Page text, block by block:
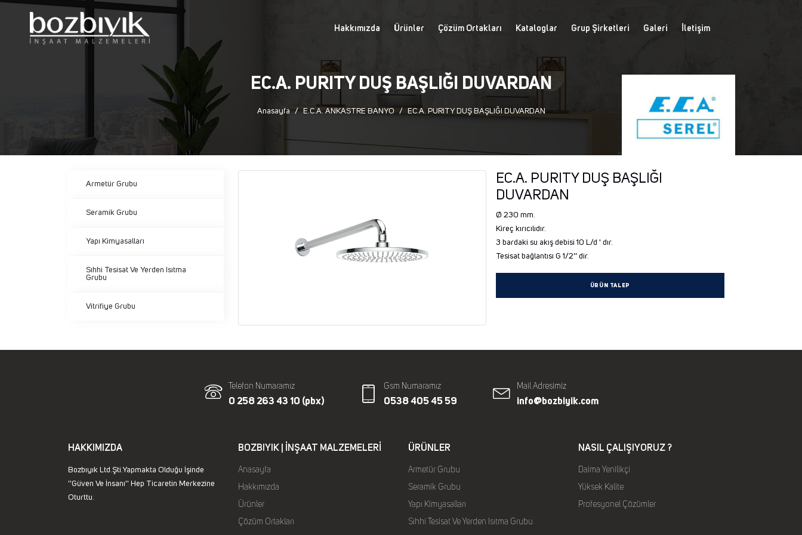
Hakkımızda Ürünler Çözüm Ortakları Kataloglar Grup Şirketleri Galeri İletişim
EC.A. PURITY DUŞ BAŞLIĞI DUVARDAN
Anasayfa E.C.A. ANKASTRE BANYO EC.A. PURITY DUŞ BAŞLIĞI DUVARDAN
Armetür Grubu
Seramik Grubu
Yapı Kimyasalları
Sıhhi Tesisat Ve Yerden Isıtma
Grubu
Vitrifiye Grubu
EC.A. PURITY DUŞ BAŞLIĞI
DUVARDAN
Ø 230 mm.
Kireç kırıcılıdır.
3 bardaki su akış debisi 10 L/d ' dır.
Tesisat bağlantısı G 1/2’’ dir.
ÜRÜN TALEP
Telefon Numaramız
0 258 263 43 10 (pbx)
Gsm Numaramız
0538 405 45 59
Mail Adresimiz
info@bozbiyik.com
HAKKIMIZDA
Bozbıyık Ltd.Şti.Yapmakta Olduğu İşinde
''Güven Ve İnsanı'' Hep Ticaretin Merkezine
Oturttu.
BOZBIYIK | İNŞAAT MALZEMELERI
Anasayfa
Hakkımızda
Ürünler
Çözüm Ortakları
ÜRÜNLER
Armetür Grubu
Seramik Grubu
Yapı Kimyasalları
Sıhhi Tesisat Ve Yerden Isıtma Grubu
NASIL ÇALIŞIYORUZ ?
Daima Yenilikçi
Yüksek Kalite
Profesyonel Çözümler